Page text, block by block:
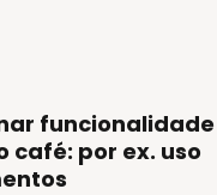
funcionalidade
café: por ex. uso